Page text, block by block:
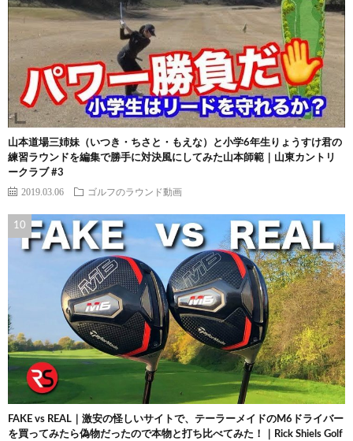
山本道場三姉妹（いつき・ちさと・もえな）と小学6年生りょうすけ君の
練習ラウンドを編集で勝手に対決風にしてみた山本師範｜山東カントリ
ークラブ #3
2019.03.06 ゴルフのラウンド動画
FAKE vs REAL｜激安の怪しいサイトで、テーラーメイドのM6ドライバー
を買ってみたら偽物だったので本物と打ち比べてみた！｜Rick Shiels Golf